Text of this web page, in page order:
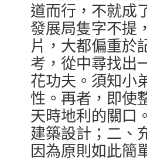
道而行，不就成
發展局隻字不提
片，大都偏重於
考，從中尋找出
花功夫。須知小
性。再者，即使
天時地利的關口
建築設計；二、
因為原則如此簡